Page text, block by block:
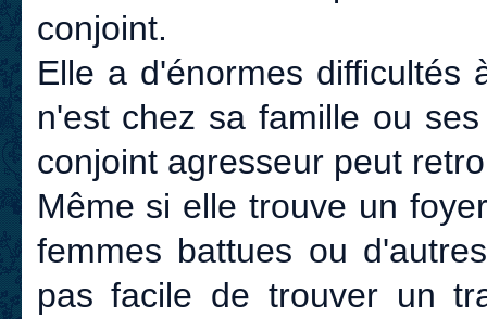
conjoint.
Elle a d'énormes
n'est chez sa famille ou
conjoint agresseur peut
Même si elle trouve un
femmes battues ou
pas facile de trouver un